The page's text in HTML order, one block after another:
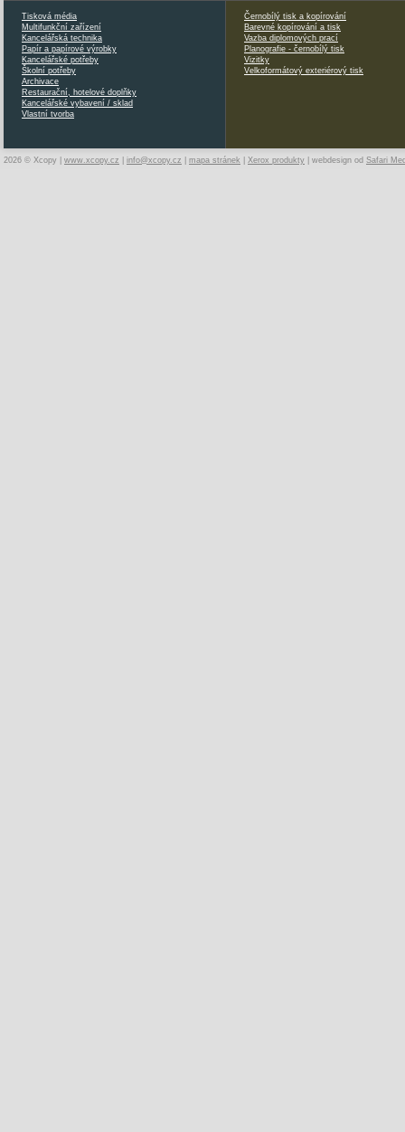
Tisková média
Multifunkční zařízení
Kancelářská technika
Papír a papírové výrobky
Kancelářské potřeby
Školní potřeby
Archivace
Restaurační, hotelové doplňky
Kancelářské vybavení / sklad
Vlastní tvorba
Černobílý tisk a kopírování
Barevné kopírování a tisk
Vazba diplomových prací
Planografie - černobílý tisk
Vizitky
Velkoformátový exteriérový tisk
2026 © Xcopy | www.xcopy.cz info@xcopy.cz mapa stránek Xerox produkty | webdesign od Safari